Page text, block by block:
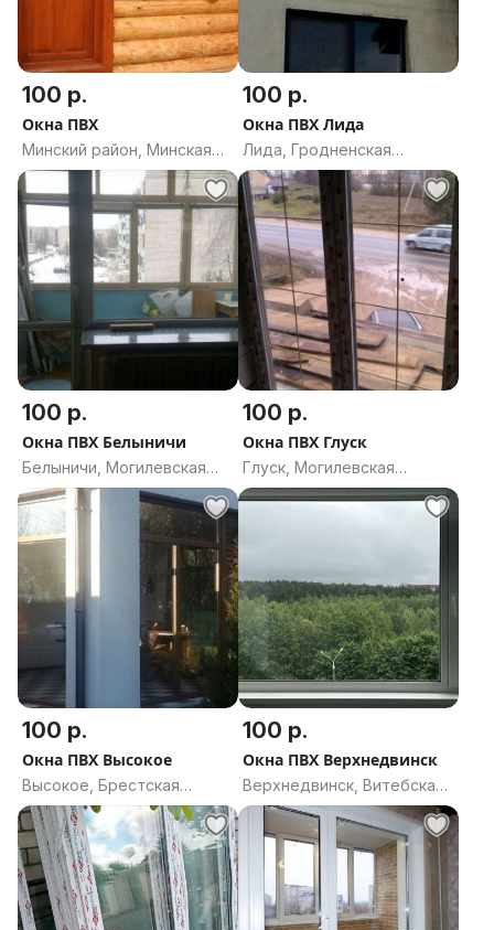
100 р.
Окна ПВХ
Минский район, Минская
область
100 р.
Окна ПВХ Лида
Лида, Гродненская
область
100 р.
Окна ПВХ Белыничи
Белыничи, Могилевская
область
100 р.
Окна ПВХ Глуск
Глуск, Могилевская
область
100 р.
Окна ПВХ Высокое
Высокое, Брестская
область
100 р.
Окна ПВХ Верхнедвинск
Верхнедвинск, Витебская
область